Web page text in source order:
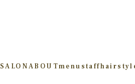
SALONABOUTmenu staff